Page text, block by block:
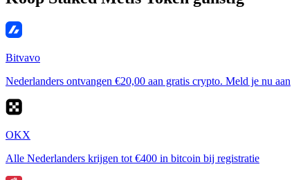
Bitvavo
Nederlanders ontvangen €20,00 aan gratis crypto. Meld je nu aan
OKX
Alle Nederlanders krijgen tot €400 in bitcoin bij registratie